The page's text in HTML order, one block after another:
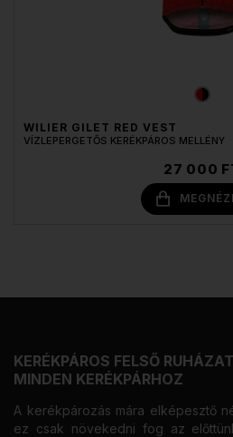
WILIER GILET RED VEST
VÍZLEPERGETŐS KERÉKPÁROS MELLÉNY
27 000
KERÉKPÁROS FELSŐ
MINDEN KERÉKPÁRHOZ
A kerékpározás mára elképesztő
ez csak növekedni fog az